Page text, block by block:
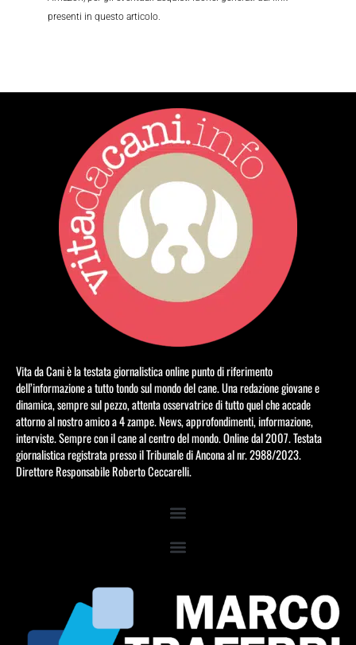
presenti in questo articolo.
Vita da Cani è la testata giornalistica online punto di riferimento
dell’informazione a tutto tondo sul mondo del cane. Una redazione giovane e
dinamica, sempre sul pezzo, attenta osservatrice di tutto quel che accade
attorno al nostro amico a 4 zampe. News, approfondimenti, informazione,
interviste. Sempre con il cane al centro del mondo. Online dal 2007. Testata
giornalistica registrata presso il Tribunale di Ancona al nr. 2988/2023.
Direttore Responsabile Roberto Ceccarelli.